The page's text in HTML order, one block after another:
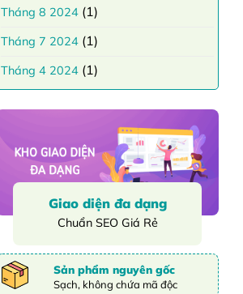
Tháng 8 2024 (1)
Tháng 7 2024 (1)
Tháng 4 2024 (1)
Giao diện đa dạng
Chuẩn SEO Giá Rẻ
Sản phẩm nguyên gốc
Sạch, không chứa mã độc